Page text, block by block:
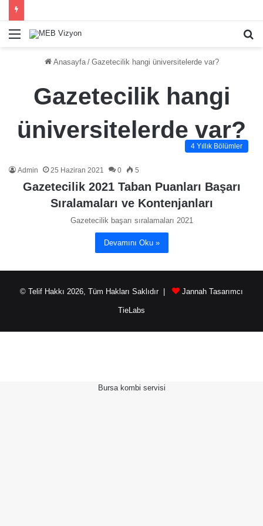
Menü
Anasayfa / Gazetecilik hangi üniversitelerde var?
Gazetecilik hangi
üniversitelerde var?
4 Yıllık Bölümler
Admin 25 Haziran 2021 0 5
Gazetecilik 2021 Taban Puanları Başarı
Sıralamaları ve Kontenjanları
Gazetecilik başarı sıralamaları 2021
Devamını Oku »
© Telif Hakkı 2026, Tüm Hakları Saklıdır | Jannah Tasarımcı
TieLabs
Bursa kombi servisi